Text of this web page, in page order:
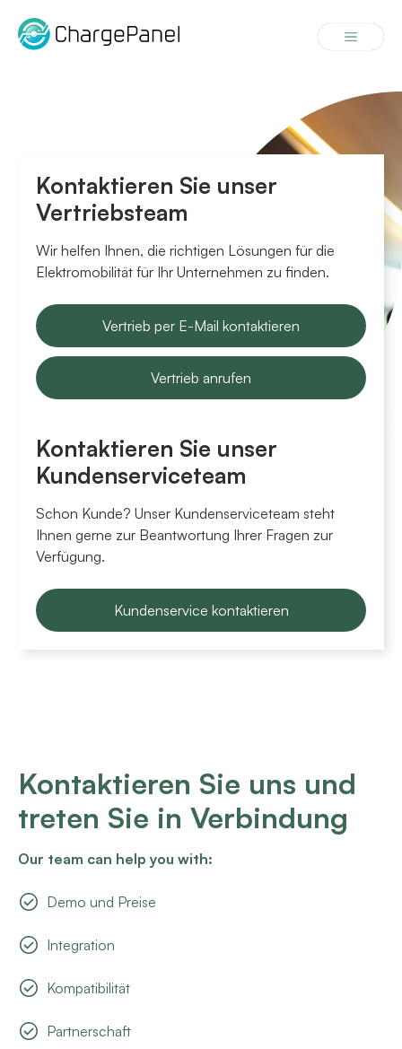
Inhalt
springen
Menü
Kontaktieren Sie unser
Vertriebsteam
Wir helfen Ihnen, die richtigen Lösungen für die
Elektromobilität für Ihr Unternehmen zu finden.
Vertrieb per E-Mail kontaktieren
Vertrieb anrufen
Kontaktieren Sie unser
Kundenserviceteam
Schon Kunde? Unser Kundenserviceteam steht
Ihnen gerne zur Beantwortung Ihrer Fragen zur
Verfügung.
Kundenservice kontaktieren
Kontaktieren Sie uns und
treten Sie in Verbindung
Our team can help you with:
Demo und Preise
Integration
Kompatibilität
Partnerschaft